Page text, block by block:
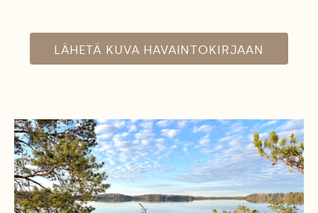
LÄHETÄ KUVA HAVAINTOKIRJAAN